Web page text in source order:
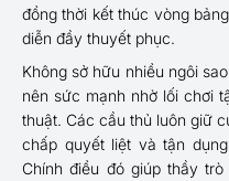
đồng thời kết thúc vòng
diễn đầy thuyết phục.
Không sở hữu nhiều ngôi
nên sức mạnh nhờ lối chơi
thuật. Các cầu thủ luôn giữ
chấp quyết liệt và tận
Chính điều đó giúp thầy